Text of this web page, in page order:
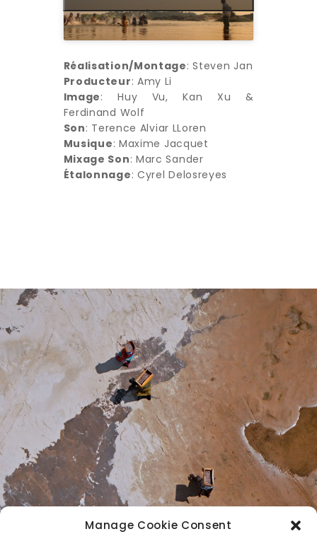
Manage Cookie Consent
Réalisation/Montage: Steven Jan
Producteur: Amy Li
Image: Huy Vu, Kan Xu &
Ferdinand Wolf
Son: Terence Alviar LLoren
Musique: Maxime Jacquet
Mixage Son: Marc Sander
Étalonnage: Cyrel Delosreyes